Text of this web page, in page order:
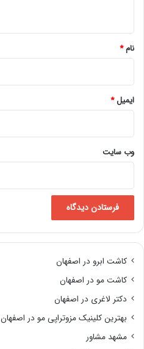
نام*
ایمیل*
وب‌ سایت
کاشت ابرو در اصفهان
کاشت مو در اصفهان
دکتر لاغری در اصفهان
بهترین کلینیک مزوتراپی مو در اصفهان
مشهد مشاور